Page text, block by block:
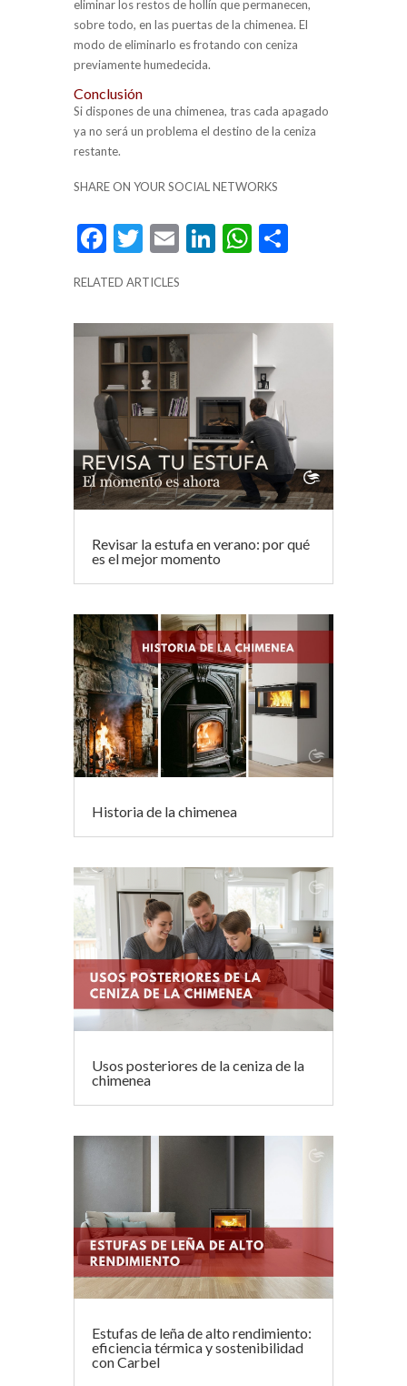
eliminar los restos de hollín que permanecen,
sobre todo, en las puertas de la chimenea. El
modo de eliminarlo es frotando con ceniza
previamente humedecida.
Conclusión
Si dispones de una chimenea, tras cada apagado
ya no será un problema el destino de la ceniza
restante.
SHARE ON YOUR SOCIAL NETWORKS
F
e
b
o
o
k
T
itt
er
E
ai
l
Li
dI
W
s
A
p
p
C
p
r
RELATED ARTICLES
Revisar la estufa en verano: por qué
es el mejor momento
Historia de la chimenea
Usos posteriores de la ceniza de la
chimenea
Estufas de leña de alto rendimiento:
eficiencia térmica y sostenibilidad
con Carbel